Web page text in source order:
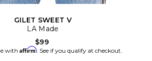
GILET SWEET V
LA Made
$99
with Affirm. See if you qualify at checkout.